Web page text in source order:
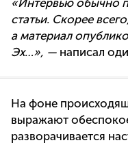
«Интервью обычно
статьи. Скорее
а материал
Эх…», — написал
На фоне
выражают
разворачивается